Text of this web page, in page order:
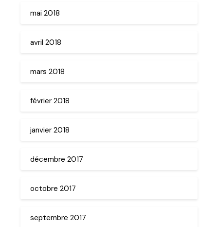
mai 2018
avril 2018
mars 2018
février 2018
janvier 2018
décembre 2017
octobre 2017
septembre 2017